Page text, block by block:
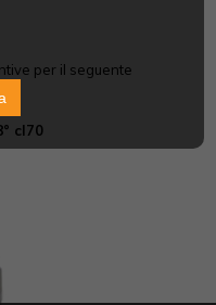
per il seguente
cl70